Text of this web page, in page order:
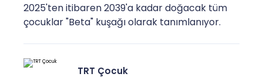
2025'ten itibaren 2039'a kadar doğacak tüm
çocuklar "Beta" kuşağı olarak tanımlanıyor.
TRT Çocuk